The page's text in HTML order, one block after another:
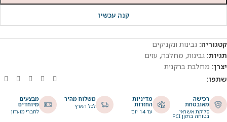
קנה עכשיו
קטגוריה: גבינות ונקניקים
תגיות: גבינות, מחלבה, עזים
יצרן: מחלבת ברקנית
שתפו:
רכישה
מאובטחת
סליקת אשראי
בטוחה בתקן PCI
מדיניות
החזרות
עד 14 יום
משלוח מהיר
לכל הארץ
מבצעים
מיוחדים
לחברי מועדון